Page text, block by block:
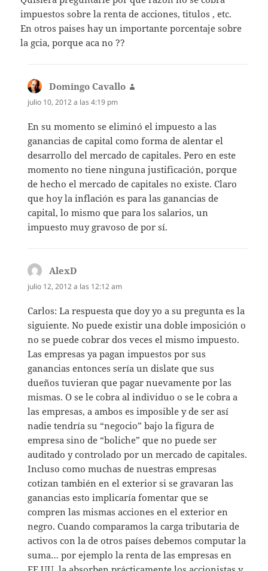
impuestos sobre la renta de acciones, titulos , etc.
En otros paises hay un importante porcentaje sobre
la gcia, porque aca no ??
Domingo Cavallo
julio 10, 2012 a las 4:19 pm
En su momento se eliminó el impuesto a las
ganancias de capital como forma de alentar el
desarrollo del mercado de capitales. Pero en este
momento no tiene ninguna justificación, porque
de hecho el mercado de capitales no existe. Claro
que hoy la inflación es para las ganancias de
capital, lo mismo que para los salarios, un
impuesto muy gravoso de por sí.
AlexD
julio 12, 2012 a las 12:12 am
Carlos: La respuesta que doy yo a su pregunta es la
siguiente. No puede existir una doble imposición o
no se puede cobrar dos veces el mismo impuesto.
Las empresas ya pagan impuestos por sus
ganancias entonces sería un dislate que sus
dueños tuvieran que pagar nuevamente por las
mismas. O se le cobra al individuo o se le cobra a
las empresas, a ambos es imposible y de ser así
nadie tendría su “negocio” bajo la figura de
empresa sino de “boliche” que no puede ser
auditado y controlado por un mercado de capitales.
Incluso como muchas de nuestras empresas
cotizan también en el exterior si se gravaran las
ganancias esto implicaría fomentar que se
compren las mismas acciones en el exterior en
negro. Cuando comparamos la carga tributaria de
activos con la de otros países debemos computar la
suma… por ejemplo la renta de las empresas en